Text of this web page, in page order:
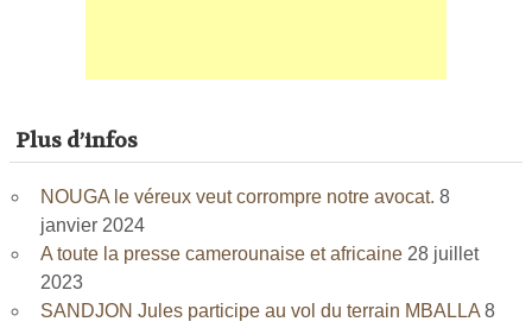
Plus d’infos
NOUGA le véreux veut corrompre notre avocat. 8
janvier 2024
A toute la presse camerounaise et africaine 28 juillet
2023
SANDJON Jules participe au vol du terrain MBALLA 8